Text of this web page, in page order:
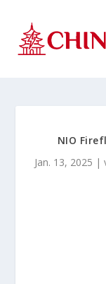
NIO
Jan. 13, 2025 |